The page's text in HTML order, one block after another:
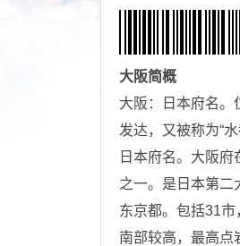
大阪简概
大阪：日本府名。
发达，又被称为“水
日本府名。大阪
之一。是日本第二
东京都。包括31
南部较高，最高点